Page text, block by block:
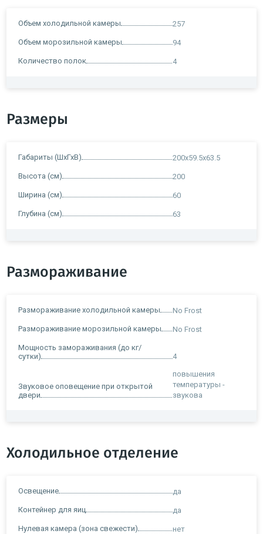
Объем холодильной камеры 257
Объем морозильной камеры 94
Количество полок 4
Размеры
Габариты (ШхГхВ) 200x59.5x63.5
Высота (см) 200
Ширина (см) 60
Глубина (см) 63
Размораживание
Размораживание холодильной камеры No Frost
Размораживание морозильной камеры No Frost
Мощность замораживания (до кг/
сутки)
4
Звуковое оповещение при открытой
двери
повышения
температуры -
звукова
Холодильное отделение
Освещение да
Контейнер для яиц да
Нулевая камера (зона свежести) нет